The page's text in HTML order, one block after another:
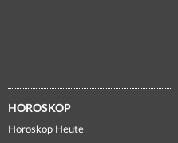
HOROSKOP
Horoskop Heute